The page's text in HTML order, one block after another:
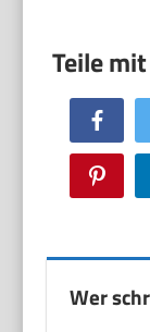
Wer